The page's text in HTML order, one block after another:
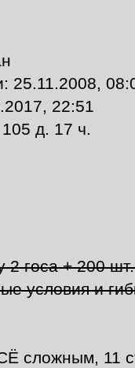
25.11.2008,
22:51
д. 17 ч.
2 госа + 200
условия и
сложным, 11